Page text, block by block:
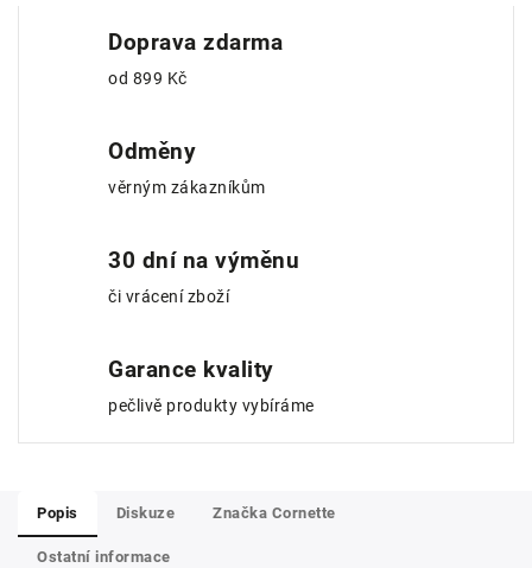
Doprava zdarma
od 899 Kč
Odměny
věrným zákazníkům
30 dní na výměnu
či vrácení zboží
Garance kvality
pečlivě produkty vybíráme
Popis Diskuze Značka Cornette
Ostatní informace